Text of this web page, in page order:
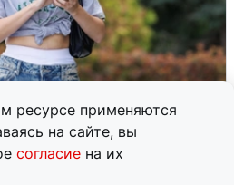
ресурсе применяются
на сайте, вы
согласие на их
без